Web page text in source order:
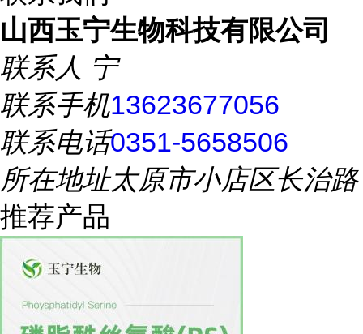
山西玉宁生物科技有限公司
联系人 宁
联系手机13623677056
联系电话0351-5658506
所在地址太原市小店区长治路
推荐产品